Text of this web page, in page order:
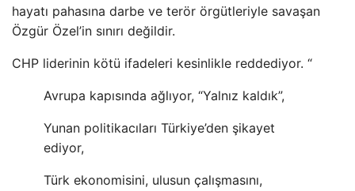
hayatı pahasına darbe ve terör örgütleriyle savaşan
Özgür Özel’in sınırı değildir.
CHP liderinin kötü ifadeleri kesinlikle reddediyor. “
Avrupa kapısında ağlıyor, “Yalnız kaldık”,
Yunan politikacıları Türkiye’den şikayet
ediyor,
Türk ekonomisini, ulusun çalışmasını,